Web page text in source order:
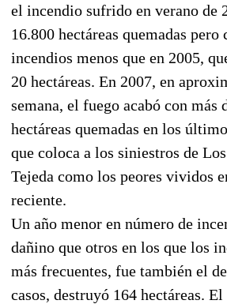
el incendio sufrido en verano de
16.800 hectáreas quemadas pero
incendios menos que en 2005,
20 hectáreas. En 2007, en
semana, el fuego acabó con más
hectáreas quemadas en los
que coloca a los siniestros de
Tejeda como los peores vividos
reciente.
Un año menor en número de
dañino que otros en los que los
más frecuentes, fue también el
casos, destruyó 164 hectáreas. El